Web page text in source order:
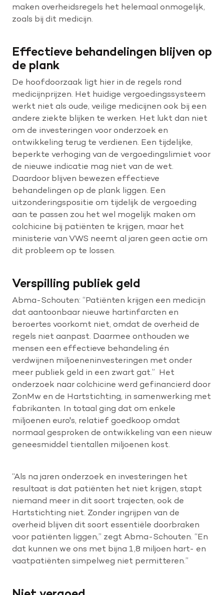
maken overheidsregels het helemaal onmogelijk,
zoals bij dit medicijn.
Effectieve behandelingen blijven op
de plank
De hoofdoorzaak ligt hier in de regels rond
medicijnprijzen. Het huidige vergoedingssysteem
werkt niet als oude, veilige medicijnen ook bij een
andere ziekte blijken te werken. Het lukt dan niet
om de investeringen voor onderzoek en
ontwikkeling terug te verdienen. Een tijdelijke,
beperkte verhoging van de vergoedingslimiet voor
de nieuwe indicatie mag niet van de wet.
Daardoor blijven bewezen effectieve
behandelingen op de plank liggen. Een
uitzonderingspositie om tijdelijk de vergoeding
aan te passen zou het wel mogelijk maken om
colchicine bij patiënten te krijgen, maar het
ministerie van VWS neemt al jaren geen actie om
dit probleem op te lossen.
Verspilling publiek geld
Abma-Schouten: “Patiënten krijgen een medicijn
dat aantoonbaar nieuwe hartinfarcten en
beroertes voorkomt niet, omdat de overheid de
regels niet aanpast. Daarmee onthouden we
mensen een effectieve behandeling én
verdwijnen miljoeneninvesteringen met onder
meer publiek geld in een zwart gat.” Het
onderzoek naar colchicine werd gefinancierd door
ZonMw en de Hartstichting, in samenwerking met
fabrikanten. In totaal ging dat om enkele
miljoenen euro's, relatief goedkoop omdat
normaal gesproken de ontwikkeling van een nieuw
geneesmiddel tientallen miljoenen kost.
“Als na jaren onderzoek en investeringen het
resultaat is dat patiënten het niet krijgen, stapt
niemand meer in dit soort trajecten, ook de
Hartstichting niet. Zonder ingrijpen van de
overheid blijven dit soort essentiële doorbraken
voor patiënten liggen,” zegt Abma-Schouten. “En
dat kunnen we ons met bijna 1,8 miljoen hart- en
vaatpatiënten simpelweg niet permitteren.”